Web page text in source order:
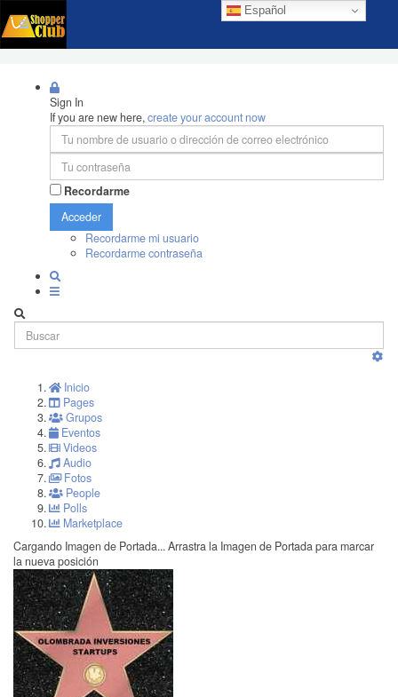
Español
Sign In
If you are new here,create your account now
Recordarme
Acceder
Recordarme mi usuario
Recordarme contraseña
Inicio
Pages
Grupos
Eventos
Videos
Audio
Fotos
People
Polls
Marketplace
Cargando Imagen de Portada... Arrastra la Imagen de Portada para marcar
la nueva posición